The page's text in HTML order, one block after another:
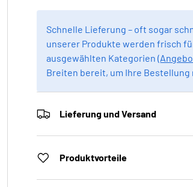
Schnelle Lieferung – oft sogar
unserer Produkte werden frisch
ausgewählten Kategorien (
Breiten bereit, um Ihre Bestellung
Lieferung und Versand
Produktvorteile